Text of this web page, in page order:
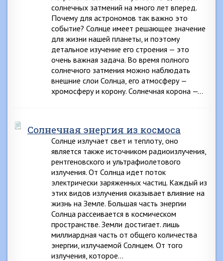
солнечных затмений на много лет вперед.
Почему для астрономов так важно это
событие? Солнце имеет решающее значение
для жизни нашей планеты, и поэтому
детальное изучение его строения — это
очень важная задача. Во время полного
солнечного затмения можно наблюдать
внешние слои Солнца, его атмосферу —
хромосферу и корону. Солнечная корона —…
Солнечная энергия из космоса
Солнце излучает свет и теплоту, оно
является также источником радиоизлучения,
рентгеновского и ультрафиолетового
излучения. От Солнца идет поток
электрически заряженных частиц. Каждый из
этих видов излучения оказывает влияние на
жизнь на Земле. Большая часть энергии
Солнца рассеивается в космическом
пространстве. Земли достигает. лишь
миллиардная часть от общего количества
энергии, излучаемой Солнцем. От того
излучения, которое…